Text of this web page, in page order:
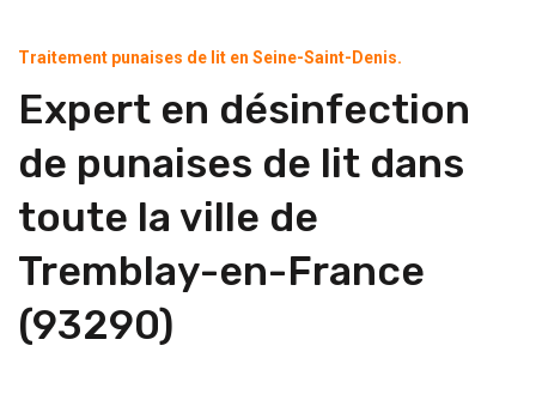
Traitement punaises de lit en Seine-Saint-Denis.
Expert en désinfection
de punaises de lit dans
toute la ville de
Tremblay-en-France
(93290)